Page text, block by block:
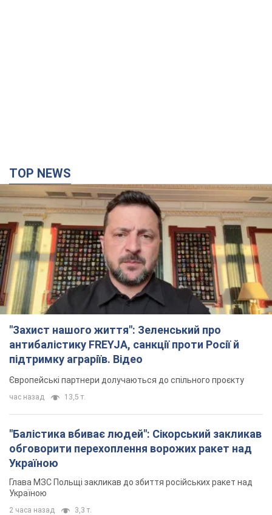
"Балістика вбиває людей": Сікорський закликав
обговорити перехоплення ворожих ракет над
Україною
Глава МЗС Польщі закликав до збиття російських ракет над
Україною
2 часа назад 3,3 т.
Податкова передасть Міноборони дані про
чоловіків 18-60 років: для чого це потрібно
Це потрібно для перевірки військового обліку
3 часа назад 13,8 т.